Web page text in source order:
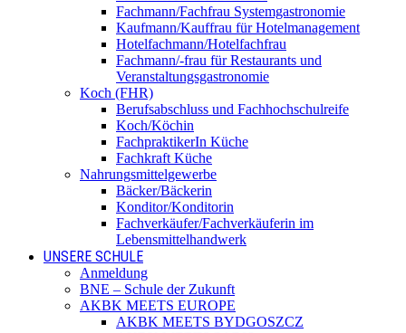
Fachmann/Fachfrau Systemgastronomie
Kaufmann/Kauffrau für Hotelmanagement
Hotelfachmann/Hotelfachfrau
Fachmann/-frau für Restaurants und
Veranstaltungsgastronomie
Koch (FHR)
Berufsabschluss und Fachhochschulreife
Koch/Köchin
FachpraktikerIn Küche
Fachkraft Küche
Nahrungsmittelgewerbe
Bäcker/Bäckerin
Konditor/Konditorin
Fachverkäufer/Fachverkäuferin im
Lebensmittelhandwerk
UNSERE SCHULE
Anmeldung
BNE – Schule der Zukunft
AKBK MEETS EUROPE
AKBK MEETS BYDGOSZCZ